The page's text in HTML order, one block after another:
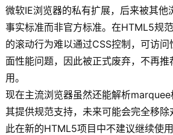
微软IE浏览器的私有扩展，后来被其他
事实标准而非官方标准。在HTML5规
的滚动行为难以通过CSS控制，可访
面性能问题，因此被正式废弃，不再
用。
现在主流浏览器虽然还能解析
其提供规范支持，未来可能会完全移除
此在新的HTML5项目中不建议继续使